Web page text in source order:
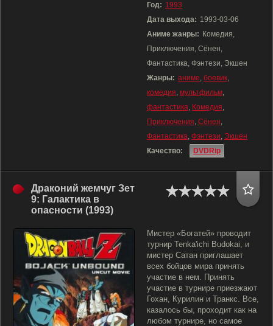
Год: 1993
Дата выхода: 1993-03-06
Аниме жанры: Комедия,
Приключения, Сёнен,
Фантастика, Фэнтези, Экшен
Жанры: аниме, боевик,
комедия, мультфильм,
фантастика, Комедия,
Приключения, Сёнен,
Фантастика, Фэнтези, Экшен
Качество:
DVDRip
Драконий жемчуг Зет
9: Галактика в
опасности (1993)
Мистер «Богатей» проводит
турнир Tenka'ichi Budokai, и
мистер Сатан приглашает
всех бойцов мира принять
участие в нем. Принять
участие в турнире приезжают
Гохан, Курилин и Транкс. Все,
казалось бы, проходит как на
любом турнире, но самое